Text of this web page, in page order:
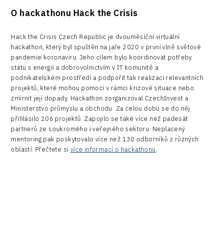
O hackathonu Hack the Crisis
Hack the Crisis Czech Republic je dvouměsíční virtuální
hackathon, který byl spuštěn na jaře 2020 v první vlně světové
pandemie koronaviru. Jeho cílem bylo koordinovat potřeby
státu s energií a dobrovolnictvím v IT komunitě a
podnikatelském prostředí a podpořit tak realizaci relevantních
projektů, které mohou pomoci v rámci krizové situace nebo
zmírnit její dopady. Hackathon zorganizoval CzechInvest a
Ministerstvo průmyslu a obchodu. Za celou dobu se do něj
přihlásilo 206 projektů. Zapojilo se také více než padesát
partnerů ze soukromého i veřejného sektoru. Neplacený
mentoring pak poskytovalo více než 130 odborníků z různých
oblastí. Přečtete si více informací o hackathonu.